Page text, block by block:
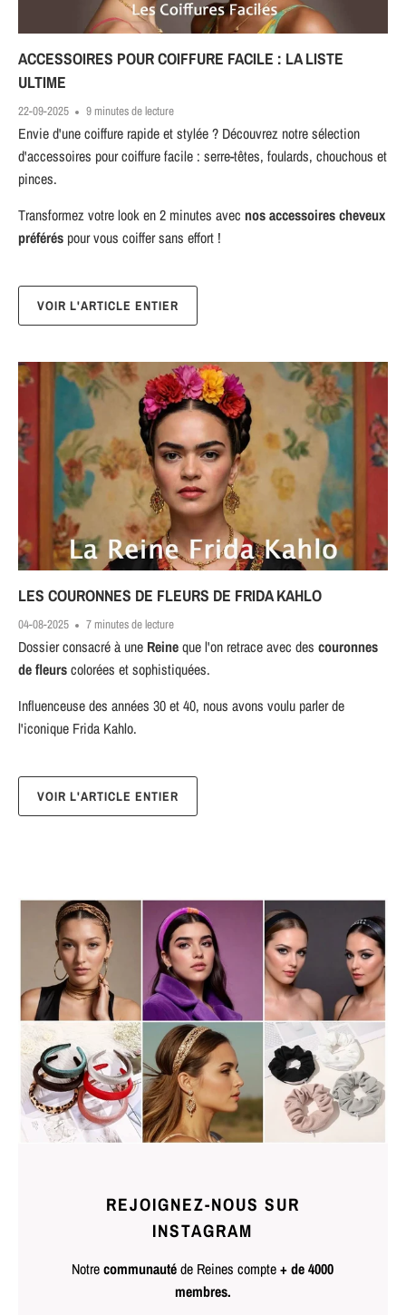
ACCESSOIRES POUR COIFFURE FACILE : LA LISTE
ULTIME
22-09-2025 9 minutes de lecture
Envie d'une coiffure rapide et stylée ? Découvrez notre sélection
d'accessoires pour coiffure facile : serre-têtes, foulards, chouchous et
pinces.
Transformez votre look en 2 minutes avec nos accessoires cheveux
préférés pour vous coiffer sans effort !
VOIR L'ARTICLE ENTIER
LES COURONNES DE FLEURS DE FRIDA KAHLO
04-08-2025 7 minutes de lecture
Dossier consacré à une Reineque l'on retrace avec des couronnes
de fleurscolorées et sophistiquées.
Influenceuse des années 30 et 40, nous avons voulu parler de
l'iconique Frida Kahlo.
VOIR L'ARTICLE ENTIER
REJOIGNEZ-NOUS SUR
INSTAGRAM
Notrecommunautéde Reines compte+ de 4000
membres.